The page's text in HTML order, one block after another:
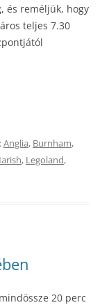
és reméljük, hogy
teljes 7.30
Anglia, Burnham,
, Legoland,
20 perc